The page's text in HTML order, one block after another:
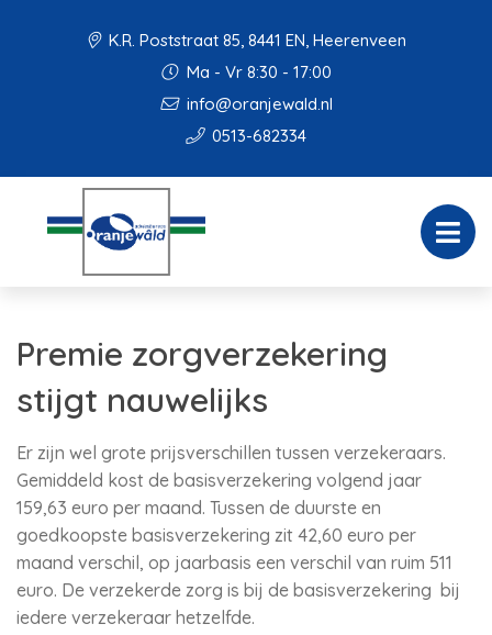
K.R. Poststraat 85, 8441 EN, Heerenveen
Ma - Vr 8:30 - 17:00
info@oranjewald.nl
0513-682334
Premie zorgverzekering
stijgt nauwelijks
Er zijn wel grote prijsverschillen tussen verzekeraars.
Gemiddeld kost de basisverzekering volgend jaar
159,63 euro per maand. Tussen de duurste en
goedkoopste basisverzekering zit 42,60 euro per
maand verschil, op jaarbasis een verschil van ruim 511
euro. De verzekerde zorg is bij de basisverzekering bij
iedere verzekeraar hetzelfde.